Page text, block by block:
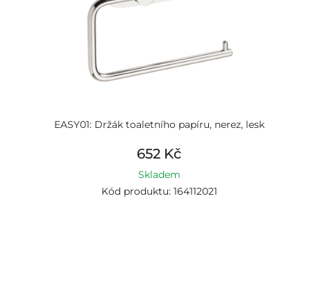
EASY01: Držák toaletního papíru, nerez, lesk
652 Kč
Skladem
Kód produktu: 164112021